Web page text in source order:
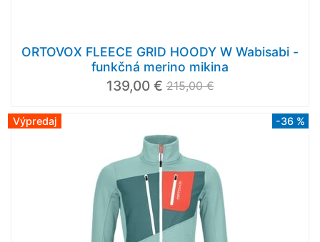
ORTOVOX FLEECE GRID HOODY W Wabisabi -
funkčná merino mikina
139,00 € 215,00 €
Výpredaj -36 %